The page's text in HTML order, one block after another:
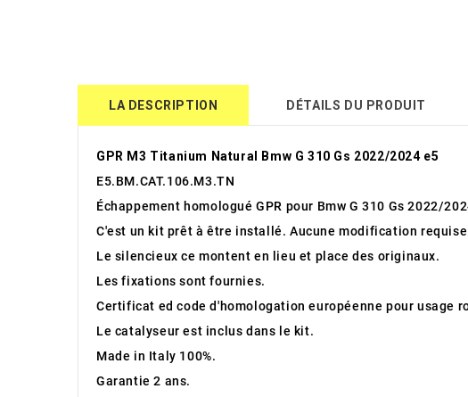
LA DESCRIPTION DÉTAILS DU PRODUIT
GPR M3 Titanium Natural Bmw G 310 Gs 2022/2024 e5
E5.BM.CAT.106.M3.TN
Échappement homologué GPR pour Bmw G 310 Gs 2022/
C'est un kit prêt à être installé. Aucune modification
Le silencieux ce montent en lieu et place des originaux.
Les fixations sont fournies.
Certificat ed code d'homologation européenne pour usage
Le catalyseur est inclus dans le kit.
Made in Italy 100%.
Garantie 2 ans.